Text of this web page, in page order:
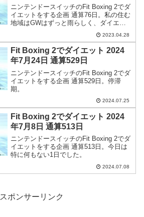
ニンテンドースイッチのFit Boxing 2でダ
イエットをする企画 通算76日。私の住む
地域はGWはずっと雨らしく、ダイエッ
ト計画にも暗雲が立ち込めてきました。
2023.04.28
Fit Boxing 2でダイエット 2024
年7月24日 通算529日
ニンテンドースイッチのFit Boxing 2でダ
イエットをする企画 通算529日。停滞
期。
2024.07.25
Fit Boxing 2でダイエット 2024
年7月8日 通算513日
ニンテンドースイッチのFit Boxing 2でダ
イエットをする企画 通算513日。今日は
特に何もない1日でした。
2024.07.08
スポンサーリンク